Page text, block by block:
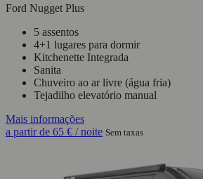
Ford Nugget Plus
5 assentos
4+1 lugares para dormir
Kitchenette Integrada
Sanita
Chuveiro ao ar livre (água fria)
Tejadilho elevatório manual
Mais informações
a partir de 65 € / noite Sem taxas